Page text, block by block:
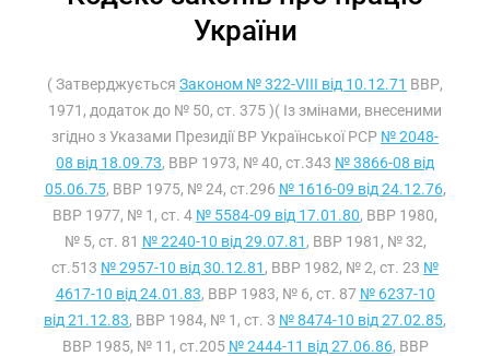
України
( Затверджується Законом № 322-VIII від 10.12.71 ВВР,
1971, додаток до № 50, ст. 375 )( Із змінами, внесеними
згідно з Указами Президії ВР Української РСР № 2048-
08 від 18.09.73, ВВР 1973, № 40, ст.343 № 3866-08 від
05.06.75, ВВР 1975, № 24, ст.296 № 1616-09 від 24.12.76,
ВВР 1977, № 1, ст. 4 № 5584-09 від 17.01.80, ВВР 1980,
№ 5, ст. 81 № 2240-10 від 29.07.81 , ВВР 1981, № 32,
ст.513 № 2957-10 від 30.12.81 , ВВР 1982, № 2, ст. 23 №
4617-10 від 24.01.83, ВВР 1983, № 6, ст. 87 № 6237-10
від 21.12.83, ВВР 1984, № 1, ст. 3 № 8474-10 від 27.02.85,
ВВР 1985, № 11, ст.205 № 2444-11 від 27.06.86, ВВР